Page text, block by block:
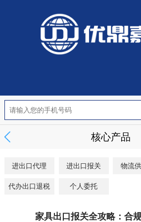
核心产品
进出口代理 进出口报关 物流
代办出口退税 个人委托
家具出口报关全攻略：合